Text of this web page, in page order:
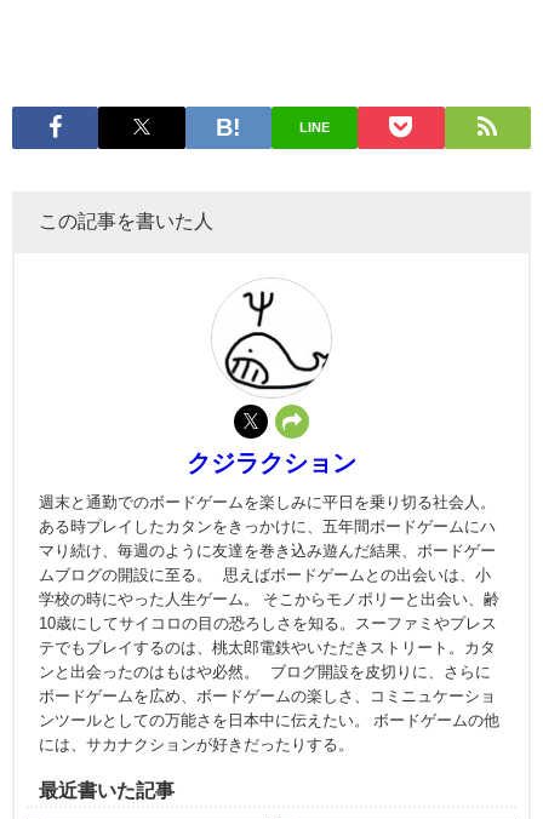
LINE
この記事を書いた人
クジラクション
週末と通勤でのボードゲームを楽しみに平日を乗り切る社会人。
ある時プレイしたカタンをきっかけに、五年間ボードゲームにハ
マり続け、毎週のように友達を巻き込み遊んだ結果、ボードゲー
ムブログの開設に至る。 思えばボードゲームとの出会いは、小
学校の時にやった人生ゲーム。 そこからモノポリーと出会い、齢
10歳にしてサイコロの目の恐ろしさを知る。スーファミやプレス
テでもプレイするのは、桃太郎電鉄やいただきストリート。カタ
ンと出会ったのはもはや必然。 ブログ開設を皮切りに、さらに
ボードゲームを広め、ボードゲームの楽しさ、コミニュケーショ
ンツールとしての万能さを日本中に伝えたい。 ボードゲームの他
には、サカナクションが好きだったりする。
最近書いた記事